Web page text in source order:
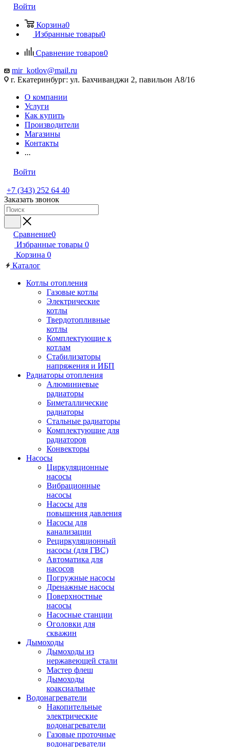
Войти
Корзина0
Избранные товары0
Сравнение товаров0
mir_kotlov@mail.ru
г. Екатеринбург: ул. Бахчиванджи 2, павильон А8/16
О компании
Услуги
Как купить
Производители
Магазины
Контакты
...
Войти
+7 (343) 252 64 40
Заказать звонок
Сравнение0
Избранные товары 0
Корзина 0
Каталог
Котлы отопления
Газовые котлы
Электрические
котлы
Твердотопливные
котлы
Комплектующие к
котлам
Стабилизаторы
напряжения и ИБП
Радиаторы отопления
Алюминиевые
радиаторы
Биметаллические
радиаторы
Стальные радиаторы
Комплектующие для
радиаторов
Конвекторы
Насосы
Циркуляционные
насосы
Вибрационные
насосы
Насосы для
повышения давления
Насосы для
канализации
Рециркуляционный
насосы (для ГВС)
Автоматика для
насосов
Погружные насосы
Дренажные насосы
Поверхностные
насосы
Насосные станции
Оголовки для
скважин
Дымоходы
Дымоходы из
нержавеющей стали
Мастер флеш
Дымоходы
коаксиальные
Водонагреватели
Накопительные
электрические
водонагреватели
Газовые проточные
водонагреватели